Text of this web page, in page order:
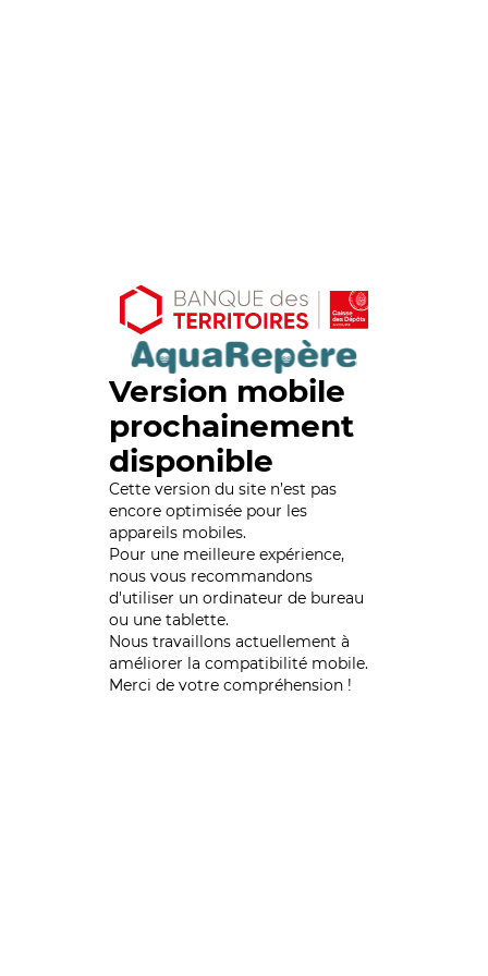
Version mobile
prochainement
disponible
Cette version du site n’est pas
encore optimisée pour les
appareils mobiles.
Pour une meilleure expérience,
nous vous recommandons
d'utiliser un ordinateur de bureau
ou une tablette.
Nous travaillons actuellement à
améliorer la compatibilité mobile.
Merci de votre compréhension !